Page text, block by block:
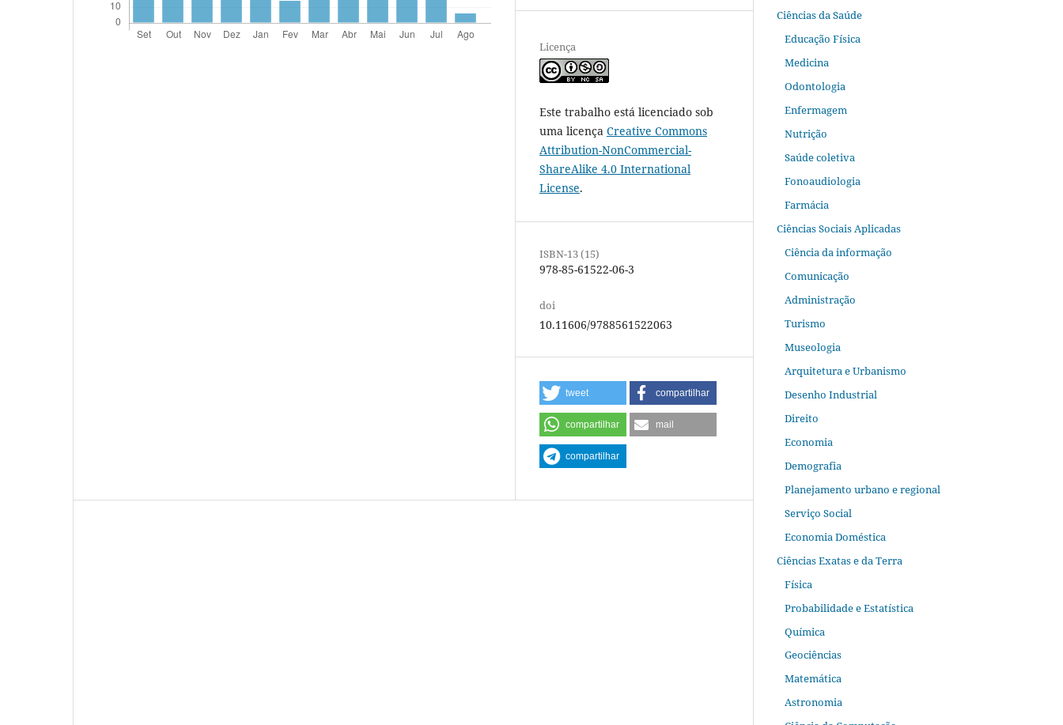
Licença
Este trabalho está licenciado sob
uma licença Creative Commons
Attribution-NonCommercial-
ShareAlike 4.0 International
License.
ISBN-13 (15)
978-85-61522-06-3
doi
10.11606/9788561522063
tweet compartilhar
compartilhar mail
compartilhar
Ciências da Saúde
Educação Física
Medicina
Odontologia
Enfermagem
Nutrição
Saúde coletiva
Fonoaudiologia
Farmácia
Ciências Sociais Aplicadas
Ciência da informação
Comunicação
Administração
Turismo
Museologia
Arquitetura e Urbanismo
Desenho Industrial
Direito
Economia
Demografia
Planejamento urbano e regional
Serviço Social
Economia Doméstica
Ciências Exatas e da Terra
Física
Probabilidade e Estatística
Química
Geociências
Matemática
Astronomia